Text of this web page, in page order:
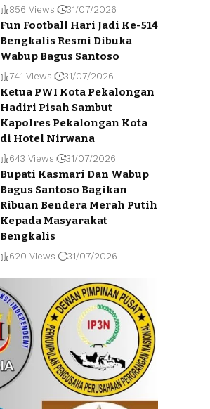
856 Views 31/07/2026
Fun Football Hari Jadi Ke-514
Bengkalis Resmi Dibuka
Wabup Bagus Santoso
741 Views 31/07/2026
Ketua PWI Kota Pekalongan
Hadiri Pisah Sambut
Kapolres Pekalongan Kota
di Hotel Nirwana
643 Views 31/07/2026
Bupati Kasmari Dan Wabup
Bagus Santoso Bagikan
Ribuan Bendera Merah Putih
Kepada Masyarakat
Bengkalis
620 Views 31/07/2026